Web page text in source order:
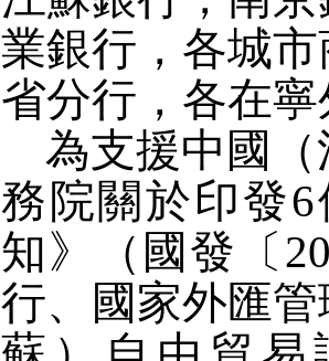
業銀行，各城
省分行，各在
為支援中國
務院關於印發
知》（國發〔
行、國家外匯